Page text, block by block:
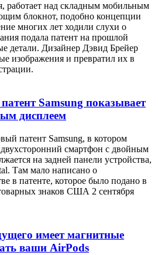
работает над складным мобильным
блокнот, подобно концепции
многих лет ходили слухи о
подала патент на прошлой
детали. Дизайнер Дэвид Брейер
изображения и превратил их в
Samsung показывает
дисплеем
патент Samsung, в котором
смартфон с двойным
на задней панели устройства,
Там мало написано о
в патенте, которое было подано в
знаков США 2 сентября
имеет магнитные
ваши AirPods